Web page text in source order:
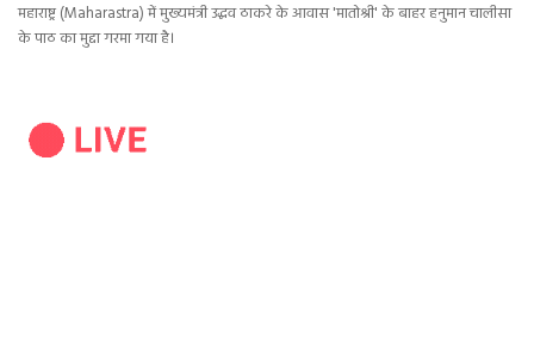
महाराष्ट्र (Maharastra) में मुख्यमंत्री उद्धव ठाकरे के आवास 'मातोश्री' के बाहर हनुमान चालीसा
के पाठ का मुद्दा गरमा गया है।